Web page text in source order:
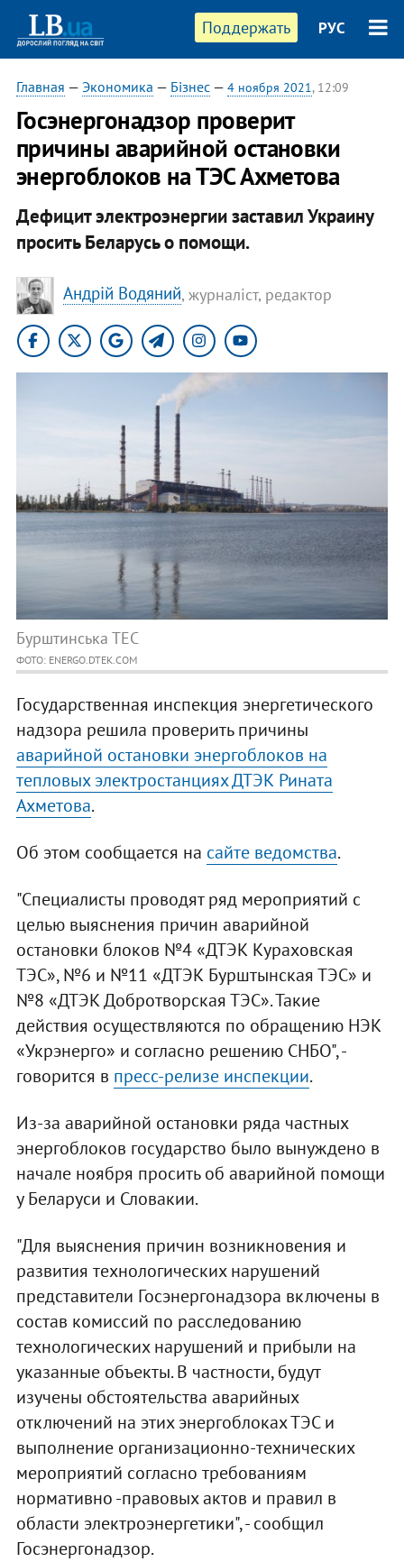
Поддержать РУС
Главная — Экономика — Бізнес— 4 ноября 2021, 12:09
Госэнергонадзор проверит
причины аварийной остановки
энергоблоков на ТЭС Ахметова
Дефицит электроэнергии заставил Украину
просить Беларусь о помощи.
Андрій Водяний, журналіст, редактор
Бурштинська ТЕС
ФОТО: ENERGO.DTEK.COM
Государственная инспекция энергетического
надзора решила проверить причины
аварийной остановки энергоблоков на
тепловых электростанциях ДТЭК Рината
Ахметова.
Об этом сообщается на сайте ведомства.
"Специалисты проводят ряд мероприятий с
целью выяснения причин аварийной
остановки блоков №4 «ДТЭК Кураховская
ТЭС», №6 и №11 «ДТЭК Бурштынская ТЭС» и
№8 «ДТЭК Добротворская ТЭС». Такие
действия осуществляются по обращению НЭК
«Укрэнерго» и согласно решению СНБО", -
говорится в пресс-релизе инспекции.
Из-за аварийной остановки ряда частных
энергоблоков государство было вынуждено в
начале ноября просить об аварийной помощи
у Беларуси и Словакии.
"Для выяснения причин возникновения и
развития технологических нарушений
представители Госэнергонадзора включены в
состав комиссий по расследованию
технологических нарушений и прибыли на
указанные объекты. В частности, будут
изучены обстоятельства аварийных
отключений на этих энергоблоках ТЭС и
выполнение организационно-технических
мероприятий согласно требованиям
нормативно -правовых актов и правил в
области электроэнергетики", - сообщил
Госэнергонадзор.